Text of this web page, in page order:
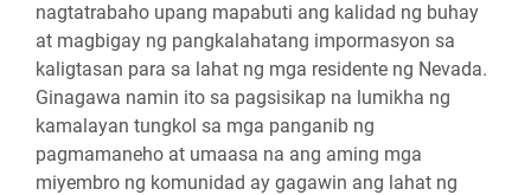
nagtatrabaho upang mapabuti ang kalidad ng buhay
at magbigay ng pangkalahatang impormasyon sa
kaligtasan para sa lahat ng mga residente ng Nevada.
Ginagawa namin ito sa pagsisikap na lumikha ng
kamalayan tungkol sa mga panganib ng
pagmamaneho at umaasa na ang aming mga
miyembro ng komunidad ay gagawin ang lahat ng